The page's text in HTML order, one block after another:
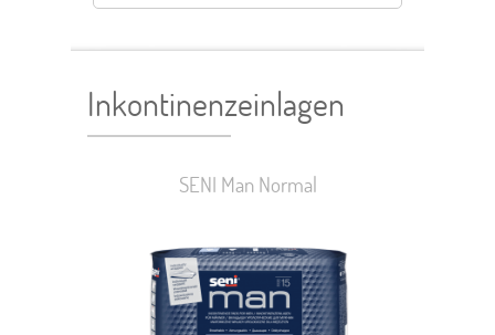
Inkontinenzeinlagen
SENI Man Normal